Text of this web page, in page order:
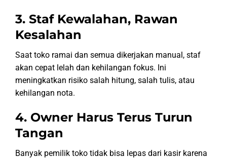
3. Staf Kewalahan, Rawan
Kesalahan
Saat toko ramai dan semua dikerjakan manual, staf
akan cepat lelah dan kehilangan fokus. Ini
meningkatkan risiko salah hitung, salah tulis, atau
kehilangan nota.
4. Owner Harus Terus Turun
Tangan
Banyak pemilik toko tidak bisa lepas dari kasir karena